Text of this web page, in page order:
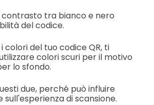
contrasto tra bianco e nero
del codice.
colori del tuo codice QR, ti
colori scuri per il motivo
lo sfondo.
due, perché può influire
di scansione.